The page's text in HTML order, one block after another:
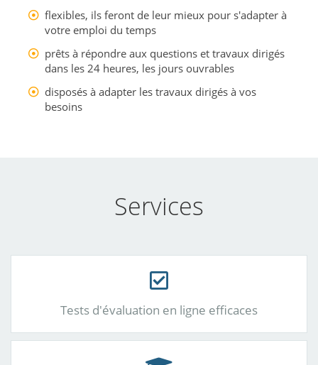
flexibles, ils feront de leur mieux pour s'adapter à
votre emploi du temps
prêts à répondre aux questions et travaux dirigés
dans les 24 heures, les jours ouvrables
disposés à adapter les travaux dirigés à vos
besoins
Services
Tests d'évaluation en ligne efficaces